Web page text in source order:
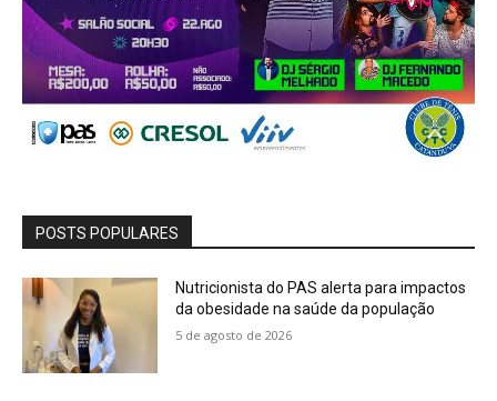
POSTS POPULARES
Nutricionista do PAS alerta para impactos
da obesidade na saúde da população
5 de agosto de 2026